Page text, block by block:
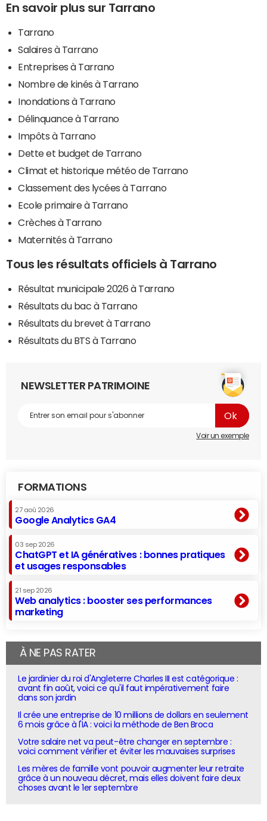
En savoir plus sur Tarrano
Tarrano
Salaires à Tarrano
Entreprises à Tarrano
Nombre de kinés à Tarrano
Inondations à Tarrano
Délinquance à Tarrano
Impôts à Tarrano
Dette et budget de Tarrano
Climat et historique météo de Tarrano
Classement des lycées à Tarrano
Ecole primaire à Tarrano
Crèches à Tarrano
Maternités à Tarrano
Tous les résultats officiels à Tarrano
Résultat municipale 2026 à Tarrano
Résultats du bac à Tarrano
Résultats du brevet à Tarrano
Résultats du BTS à Tarrano
NEWSLETTER PATRIMOINE
Voir un exemple
FORMATIONS
27 aoû 2026
Google Analytics GA4
03 sep 2026
ChatGPT et IA génératives : bonnes pratiques
et usages responsables
21 sep 2026
Web analytics : booster ses performances
marketing
À NE PAS RATER
Le jardinier du roi d'Angleterre Charles III est catégorique :
avant fin août, voici ce qu'il faut impérativement faire
dans son jardin
Il crée une entreprise de 10 millions de dollars en seulement
6 mois grâce à l'IA : voici la méthode de Ben Broca
Votre salaire net va peut-être changer en septembre :
voici comment vérifier et éviter les mauvaises surprises
Les mères de famille vont pouvoir augmenter leur retraite
grâce à un nouveau décret, mais elles doivent faire deux
choses avant le 1er septembre